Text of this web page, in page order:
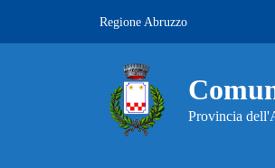
Regione Abruzzo
Provincia